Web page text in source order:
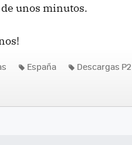
unos minutos.
España Descargas